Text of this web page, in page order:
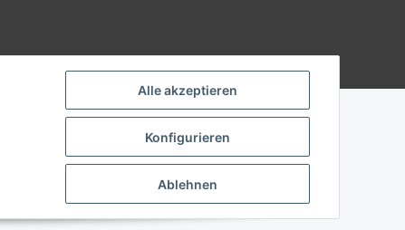
Alle akzeptieren
Konfigurieren
Ablehnen